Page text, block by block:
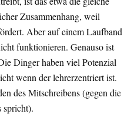
Zusammenhang, weil
Aber auf einem Laufband
funktionieren. Genauso ist
Dinger haben viel Potenzial
wenn der lehrerzentriert ist.
des Mitschreibens (gegen die